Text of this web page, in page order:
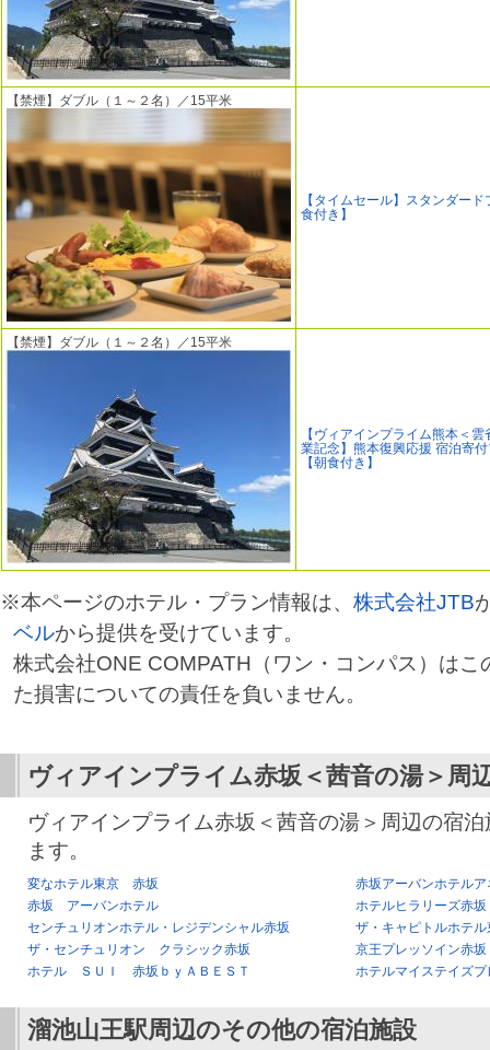
【禁煙】ダブル（１～２名）／15平米
【タイムセール】スタンダー
食付き】
【禁煙】ダブル（１～２名）／15平米
【ヴィアインプライム熊本＜
業記念】熊本復興応援 宿泊寄
【朝食付き】
※本ページのホテル・プラン情報は、 株式会社JTB
ベルから提供を受けています。
株式会社ONE COMPATH（ワン・コンパス）はこ
た損害についての責任を負いません。
ヴィアインプライム赤坂＜茜音の湯＞ 周
ヴィアインプライム赤坂＜茜音の湯＞周辺の宿
ます。
変なホテル東京 赤坂
赤坂アーバンホテルア
赤坂 アーバンホテル
ホテルヒラリーズ赤坂
センチュリオンホテル・レジデンシャル赤坂
ザ・キャピトルホテル
ザ・センチュリオン クラシック赤坂
京王プレッソイン赤坂
ホテル ＳＵＩ 赤坂ｂｙＡＢＥＳＴ
ホテルマイステイズ
溜池山王駅周辺のその他の宿泊施設